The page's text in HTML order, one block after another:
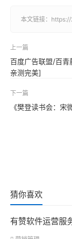
本文链接：
上一篇
百度广告联盟/百
亲测完美]
下一篇
《樊登读书会：宋
猜你喜欢
有赞软件运营服